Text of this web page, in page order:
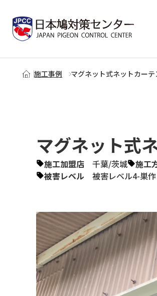
施工事例 マグネット式ネットカー
マグネット式
施工加盟店 千葉/茨城 施工
被害レベル
被害レベル4-巣